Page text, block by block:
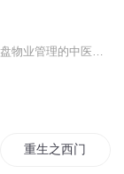
重生之西门庆